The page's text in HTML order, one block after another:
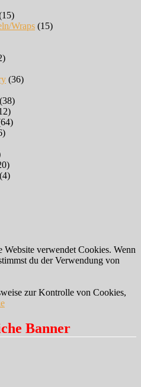
Wraps (15)
(36)
(38)
(4)
verwendet Cookies. Wenn
du der Verwendung von
zur Kontrolle von Cookies,
Banner